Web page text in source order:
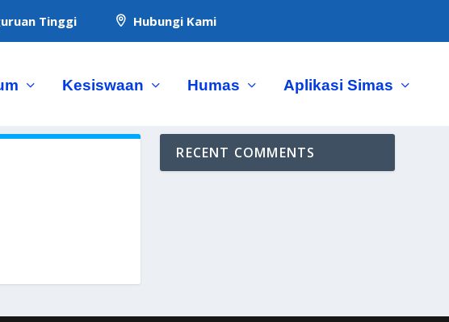
Tinggi  Hubungi Kami
Kesiswaan Humas Aplikasi Simas
RECENT COMMENTS